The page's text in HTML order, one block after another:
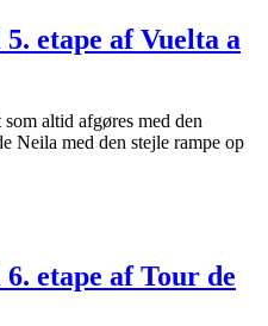
etape af Vuelta a
altid afgøres med den
Neila med den stejle rampe op
etape af Tour de